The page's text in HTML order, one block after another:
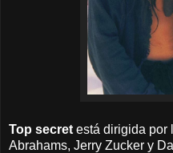
Top secret está dirigida por
Abrahams, Jerry Zucker y